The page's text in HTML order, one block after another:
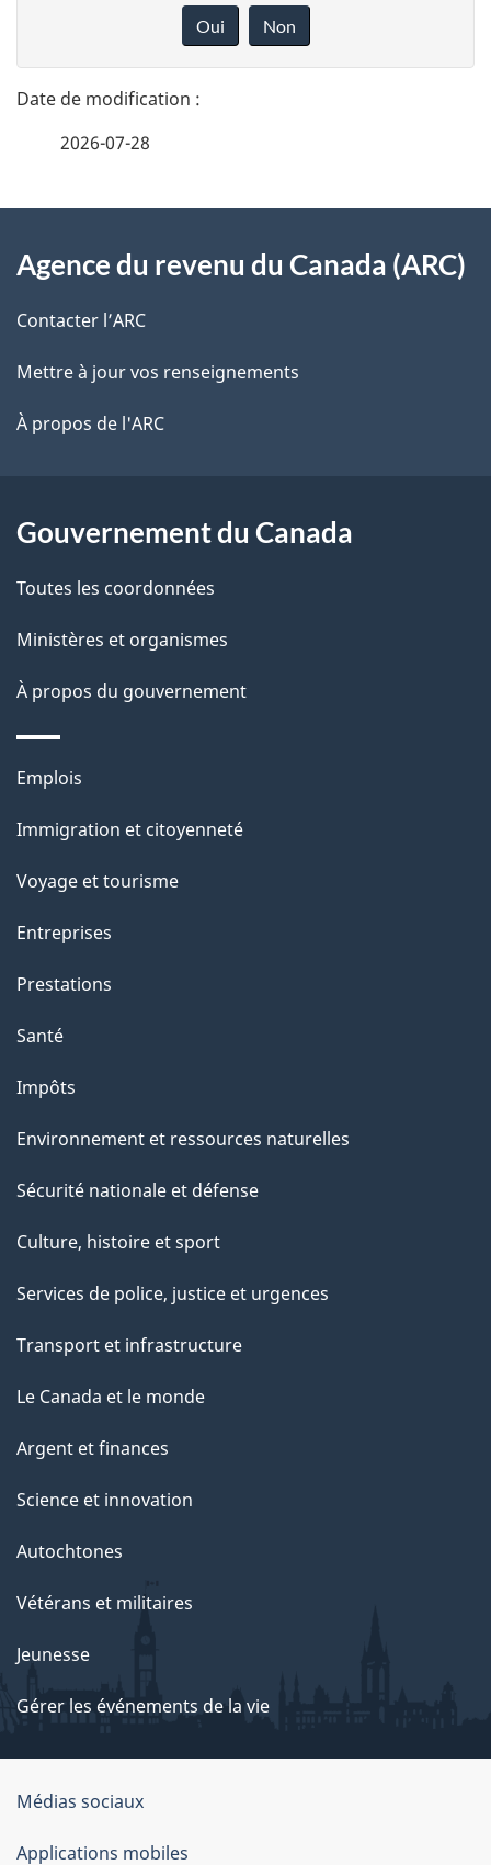
t
a
l
s
l
a
a
g
e
n
o
t
r
e
é
t
a
t
i
n
s
r
c
t
t
p
a
e
Oui Non
2026-07-28
propos
de
ce
site
Agence du revenu du Canada (ARC)
Contacter l’ARC
Mettre à jour vos renseignements
À propos de l'ARC
Gouvernement du Canada
Toutes les coordonnées
Ministères et organismes
À propos du gouvernement
Thèmes
sujets
Emplois
Immigration et citoyenneté
Voyage et tourisme
Entreprises
Prestations
Santé
Impôts
Environnement et ressources naturelles
Sécurité nationale et défense
Culture, histoire et sport
Services de police, justice et urgences
Transport et infrastructure
Le Canada et le monde
Argent et finances
Science et innovation
Autochtones
Vétérans et militaires
Jeunesse
Gérer les événements de la vie
Organisation
du
Médias sociaux
Applications mobiles